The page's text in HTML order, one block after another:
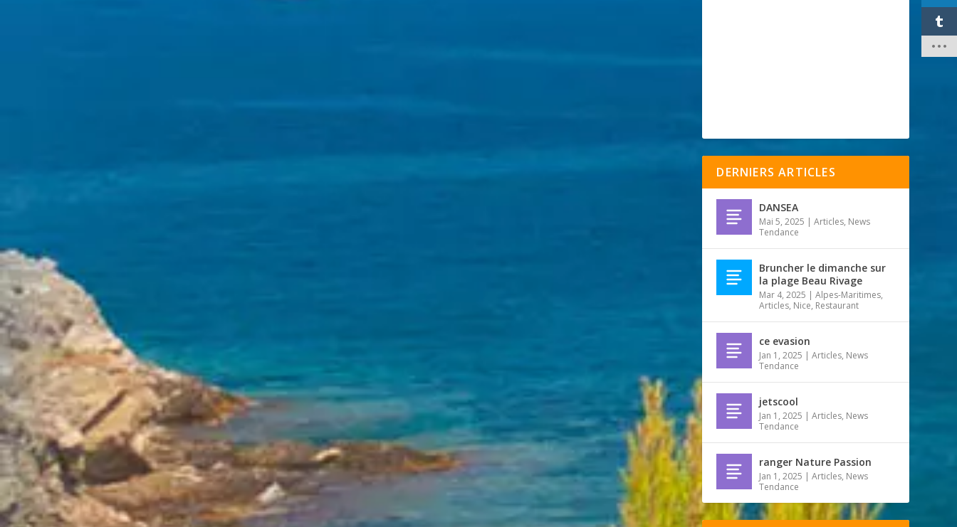
DERNIERS ARTICLES
DANSEA
Mai 5, 2025 |Articles, News
Tendance
Bruncher le dimanche sur
la plage Beau Rivage
Mar 4, 2025 |Alpes-Maritimes,
Articles, Nice, Restaurant
ce evasion
Jan 1, 2025 |Articles, News
Tendance
jetscool
Jan 1, 2025 |Articles, News
Tendance
ranger Nature Passion
Jan 1, 2025 |Articles, News
Tendance